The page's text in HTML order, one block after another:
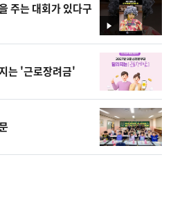
영
상
주는 대회가 있다구
는 '근로장려금'